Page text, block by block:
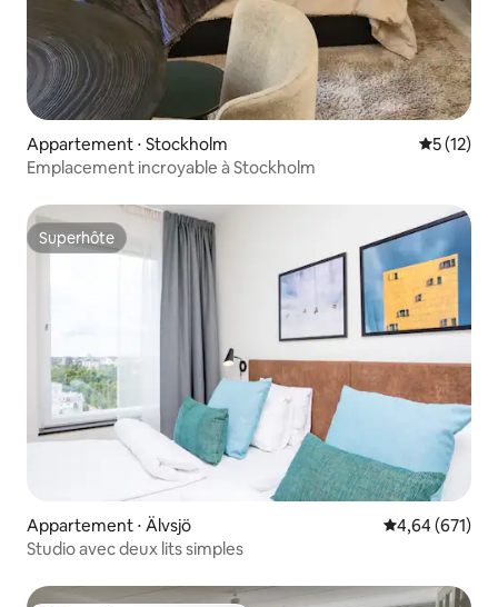
Appartement ⋅ Stockholm
5 (12)
Emplacement incroyable à Stockholm
Superhôte
Superhôte
Appartement ⋅ Älvsjö Évaluation
4,64 (671)
Studio avec deux lits simples